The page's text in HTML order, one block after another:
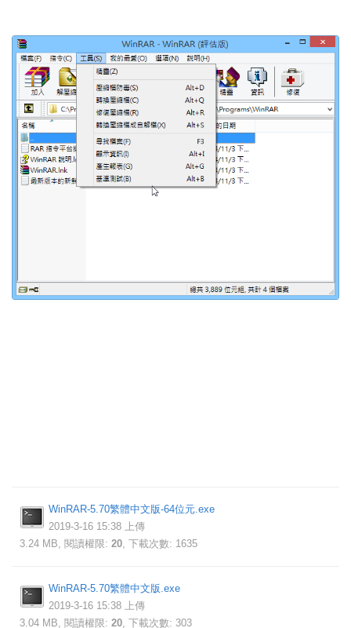
WinRAR-5.70繁體中文版-64位元.exe
2019-3-16 15:38 上傳
3.24 MB, 閱讀權限: 20, 下載次數: 1635
WinRAR-5.70繁體中文版.exe
2019-3-16 15:38 上傳
3.04 MB, 閱讀權限: 20, 下載次數: 303